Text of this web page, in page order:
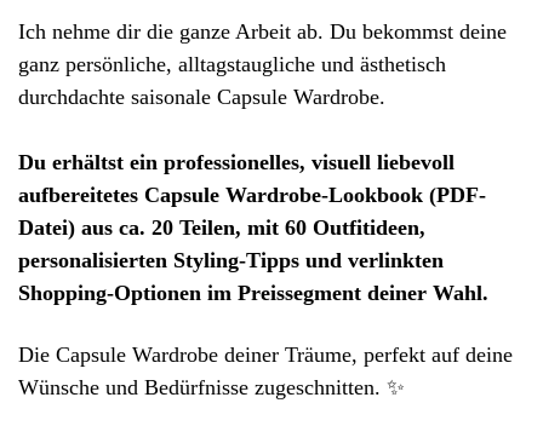
Ich nehme dir die ganze Arbeit ab. Du bekommst deine
ganz persönliche, alltagstaugliche und ästhetisch
durchdachte saisonale Capsule Wardrobe.
Du erhältst ein professionelles, visuell liebevoll
aufbereitetes Capsule Wardrobe-Lookbook (PDF-
Datei) aus ca. 20 Teilen, mit 60 Outfitideen,
personalisierten Styling-Tipps und verlinkten
Shopping-Optionen im Preissegment deiner Wahl.
Die Capsule Wardrobe deiner Träume, perfekt auf deine
Wünsche und Bedürfnisse zugeschnitten. ✨